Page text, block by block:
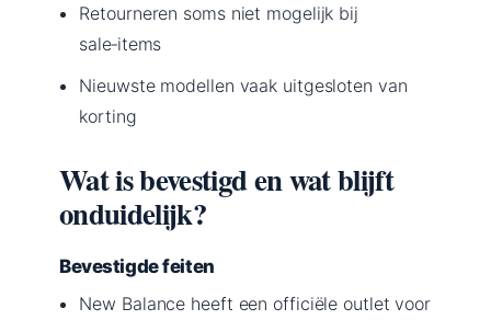
Retourneren soms niet mogelijk bij
sale‑items
Nieuwste modellen vaak uitgesloten van
korting
Wat is bevestigd en wat blijft
onduidelijk?
Bevestigde feiten
New Balance heeft een officiële outlet voor